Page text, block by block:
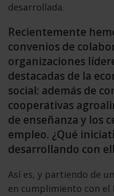
desarrollada.
Recientemente
convenios de
organizaciones
destacadas de la
social: además de
cooperativas
de enseñanza y los
empleo. ¿Qué
desarrollando con
Así es, y partiendo de
en cumplimiento con el